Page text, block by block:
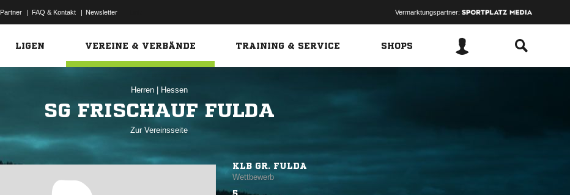
Partner | FAQ & Kontakt | Newsletter Vermarktungspartner:
LIGEN VEREINE & VERBÄNDE TRAINING & SERVICE SHOPS
Herren Hessen
SG FRISCHAUF FULDA
Zur Vereinsseite
KLB GR. FULDA
Wettbewerb
5